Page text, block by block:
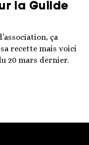
la Guilde
ça
sa recette mais voici
20 mars dernier.